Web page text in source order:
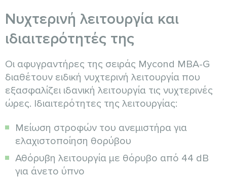
Νυχτερινή λειτουργία και
ιδιαιτερότητές της
Οι αφυγραντήρες της σειράς Mycond MBA-G
διαθέτουν ειδική νυχτερινή λειτουργία που
εξασφαλίζει ιδανική λειτουργία τις νυχτερινές
ώρες. Ιδιαιτερότητες της λειτουργίας:
Μείωση στροφών του ανεμιστήρα για
ελαχιστοποίηση θορύβου
Αθόρυβη λειτουργία με θόρυβο από 44 dB
για άνετο ύπνο